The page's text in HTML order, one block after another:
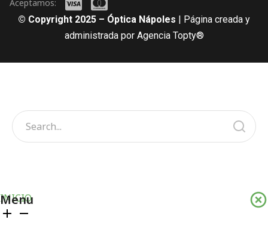
© Copyright 2025 – Óptica Nápoles | Página creada y
administrada por Agencia Topty®
Aceptamos:
Menu
INICIO